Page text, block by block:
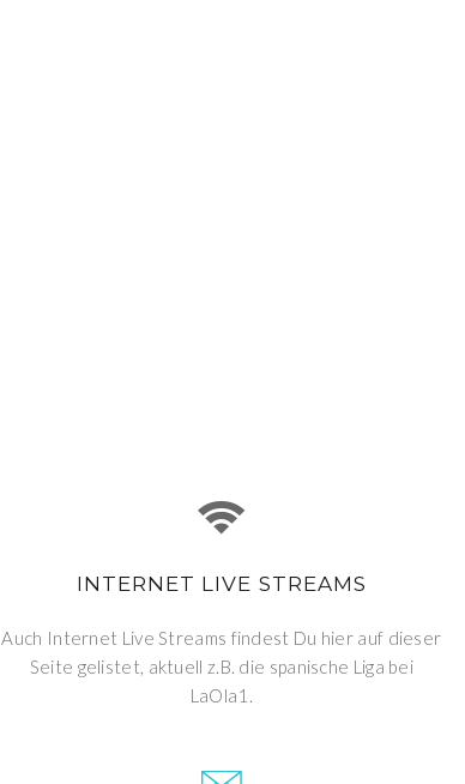
INTERNET LIVE STREAMS
Auch Internet Live Streams findest Du hier auf dieser
Seite gelistet, aktuell z.B. die spanische Liga bei
LaOla1.